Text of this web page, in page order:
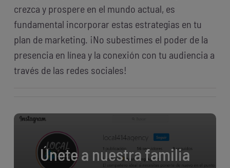
crezca y prospere en el mundo actual, es
fundamental incorporar estas estrategias en tu
plan de marketing. ¡No subestimes el poder de la
presencia en línea y la conexión con tu audiencia a
través de las redes sociales!
Únete a nuestra familia